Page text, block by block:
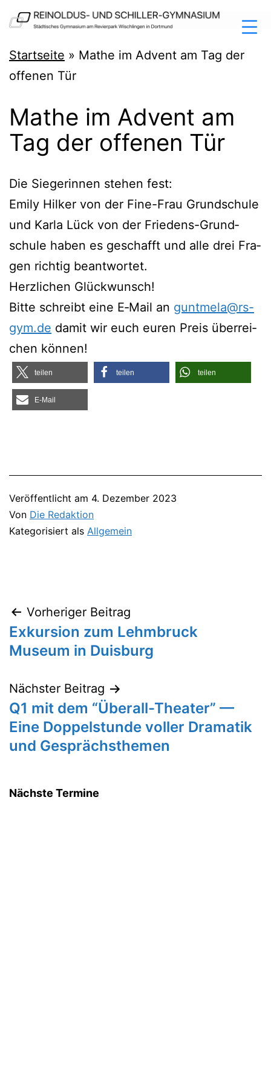
Zum
Inhalt
springen
Reinoldus-
und
Gymnasium
Dortmund
Startseite » Mathe im Advent am Tag der
offenen Tür
Mathe im Advent am
Tag der offenen Tür
Die Sie­ge­rin­nen ste­hen fest:
Emi­ly Hil­ker von der Fine-Frau Grund­schu­le
und Kar­la Lück von der Frie­dens-Grund­
schu­le haben es geschafft und alle drei Fra­
gen rich­tig beantwortet.
Herz­li­chen Glückwunsch!
Bit­te schreibt eine E‑Mail an guntmela@rs-
gym.de damit wir euch euren Preis über­rei­
chen können!
tei­len tei­len tei­len
E‑Mail
Veröffentlicht am 4. Dezember 2023
Von Die Redaktion
Kategorisiert als Allgemein
Beitragsnavigation
Vorheriger Beitrag
Exkursion zum Lehmbruck
Museum in Duisburg
Nächster Beitrag
Q1 mit dem “Überall-Theater” —
Eine Doppelstunde voller Dramatik
und Gesprächsthemen
Nächste Termine